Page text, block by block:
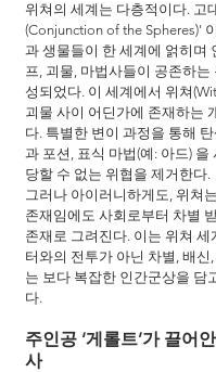
위쳐의 세계는 다층적이다. 고
(Conjunction of the Spheres)'
과 생물들이 한 세계에 얽히며
프, 괴물, 마법사들이 공존하는
성되었다. 이 세계에서 위쳐
괴물 사이 어딘가에 존재하는
다. 특별한 변이 과정을 통해
과 포션, 표식 마법(예: 아드) 을
당할 수 없는 위협을 제거한다.
그러나 아이러니하게도, 위쳐
존재임에도 사회로부터 차별
존재로 그려진다. 이는 위쳐 세
터와의 전투가 아닌 차별, 배신
는 보다 복잡한 인간군상을 담
다.
주인공 ‘게롤트’가 끌어
사